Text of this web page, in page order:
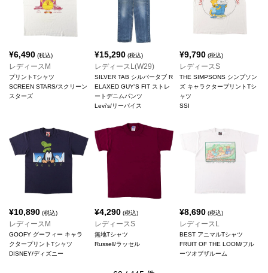
¥6,490 (税込)
レディースM
プリントTシャツ
SCREEN STARS/スクリーン
スターズ
¥15,290(税込)
レディースL(W29)
SILVER TAB シルバータブ R
ELAXED GUY'S FIT ストレ
ートデニムパンツ
Levi's/リーバイス
¥9,790 (税込)
レディースS
THE SIMPSONS シンプソン
ズ キャラクタープリントTシ
ャツ
SSI
¥10,890 (税込)
レディースM
GOOFY グーフィー キャラ
クタープリントTシャツ
DISNEY/ディズニー
¥4,290(税込)
レディースS
無地Tシャツ
Russell/ラッセル
¥8,690 (税込)
レディースL
BEST アニマルTシャツ
FRUIT OF THE LOOM/フル
ーツオブザルーム